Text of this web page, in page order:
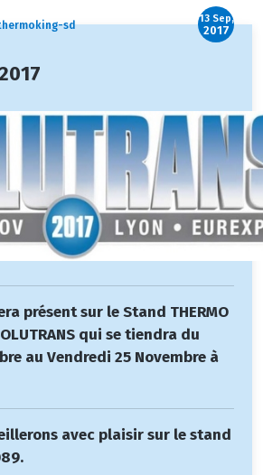
sd 13 Sep,
2017
présent sur le Stand THERMO
qui se tiendra du
au Vendredi 25 Novembre à
avec plaisir sur le stand